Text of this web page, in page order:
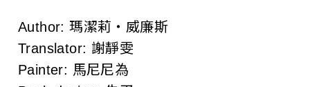
A
s
Author:瑪潔莉‧威廉斯
Translator: 謝靜雯
Painter: 馬尼尼為